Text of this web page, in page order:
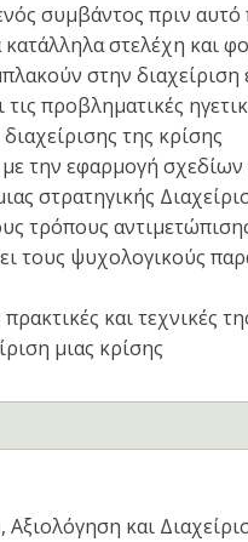
συμβάντος πριν
κατάλληλα στελέχη και
στην
προβληματικές
της κρίσης
με την εφαρμογή
στρατηγικής
τρόπους
τους ψυχολογικούς
πρακτικές και τεχνικές
μιας κρίσης
Αξιολόγηση και